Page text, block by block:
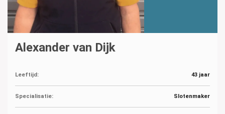
Alexander van Dijk
Leeftijd: 43 jaar
Specialisatie: Slotenmaker